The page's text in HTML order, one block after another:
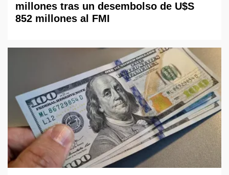
millones tras un desembolso de U$S
852 millones al FMI